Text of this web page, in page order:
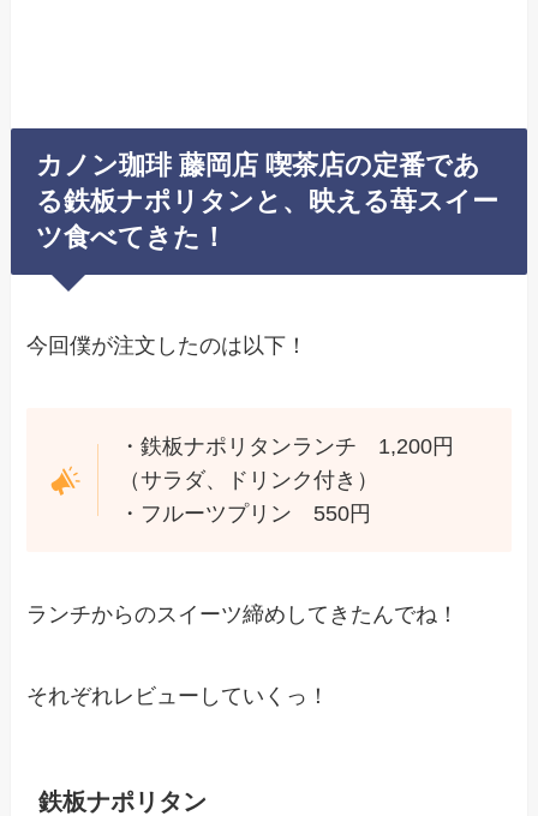
カノン珈琲 藤岡店 喫茶店の定番であ
る鉄板ナポリタンと、映える苺スイー
ツ食べてきた！
今回僕が注文したのは以下！
・鉄板ナポリタンランチ 1,200円
（サラダ、ドリンク付き）
・フルーツプリン 550円
ランチからのスイーツ締めしてきたんでね！
それぞれレビューしていくっ！
鉄板ナポリタン